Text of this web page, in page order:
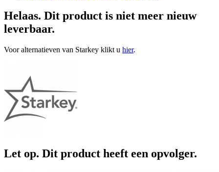
Helaas. Dit product is niet meer nieuw
leverbaar.
Voor alternatieven van Starkey klikt u hier.
Let op. Dit product heeft een opvolger.